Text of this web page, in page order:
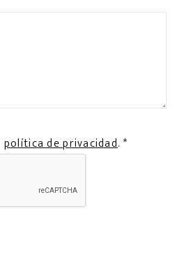
política de privacidad. *